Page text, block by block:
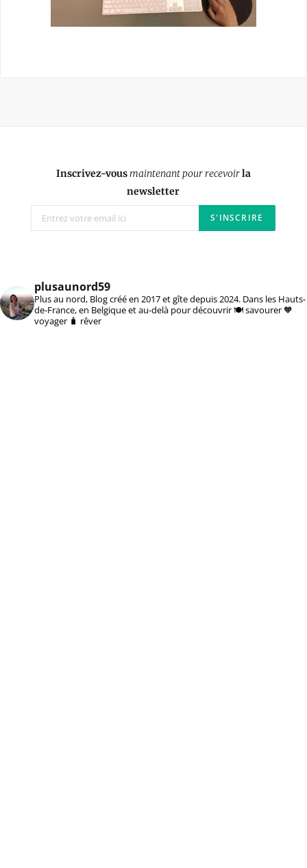
Inscrivez-vousmaintenant pour recevoirla
newsletter
plusaunord59
Plus au nord, Blog créé en 2017 et gîte depuis 2024. Dans les Hauts-
de-France, en Belgique et au-delà pour découvrir 🍽️ savourer 🧡
voyager 🧳 rêver